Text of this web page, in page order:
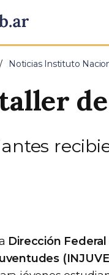
Noticias Instituto
de
Dirección